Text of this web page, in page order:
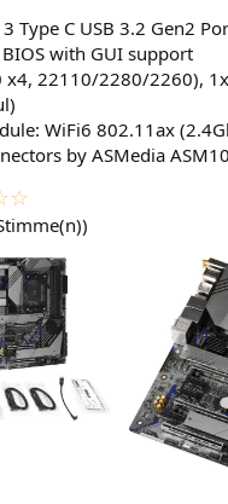
Type C USB 3.2 Gen2
with GUI support
x4, 22110/2280/2260),
WiFi6 802.11ax
by ASMedia